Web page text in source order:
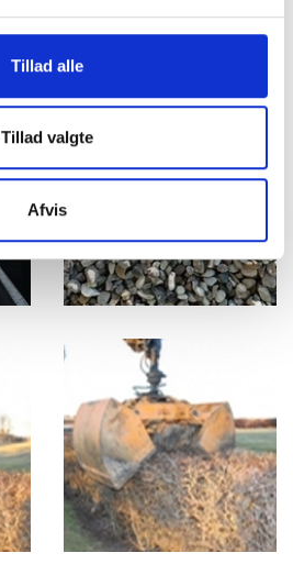
Tillad alle
Tillad valgte
Afvis